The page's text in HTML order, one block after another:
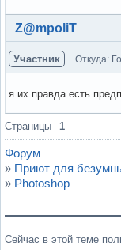
Вне форума
Z@mpoliT
Участник Откуда:
я их правда есть
Вне форума
Страницы 1
Форум
» Приют для
» Photoshop
Сейчас в этой теме